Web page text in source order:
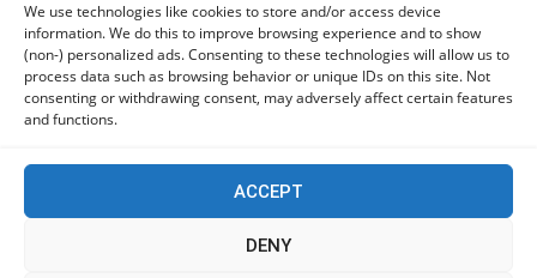
We use technologies like cookies to store and/or access device
information. We do this to improve browsing experience and to show
(non-) personalized ads. Consenting to these technologies will allow us to
process data such as browsing behavior or unique IDs on this site. Not
consenting or withdrawing consent, may adversely affect certain features
and functions.
ACCEPT
DENY
Οι Ευρωπαίοι καταναλωτές φαίνεται να «αγκαλιάζουν»
τα νέα Samsung Galaxy Z Fold8
06/08/2026
Οι χρήστες Mac είναι περισσότερο εκτεθειμένοι σε
κυβερνοαπειλές αλλά λαμβάνουν λιγότερα μέτρα
προστασίας